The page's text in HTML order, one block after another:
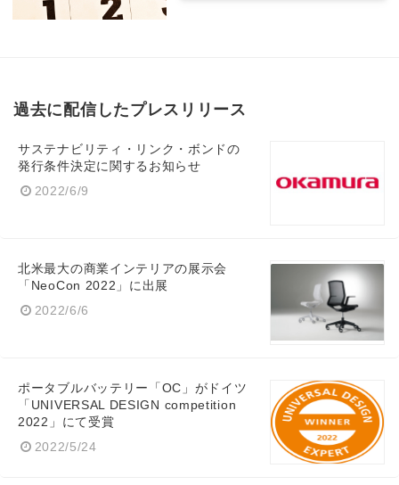
過去に配信したプレスリリース
サステナビリティ・リンク・ボンドの
発行条件決定に関するお知らせ
2022/6/9
北米最大の商業インテリアの展示会
「NeoCon 2022」に出展
2022/6/6
ポータブルバッテリー「OC」がドイツ
「UNIVERSAL DESIGN competition
2022」にて受賞
2022/5/24